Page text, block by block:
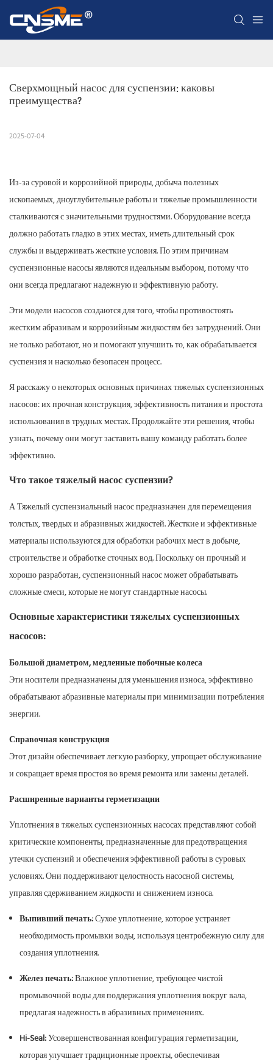
Сверхмощный насос для суспензии: каковы
преимущества?
2025-07-04
Из-за суровой и коррозийной природы, добыча полезных
ископаемых, дноуглубительные работы и тяжелые промышленности
сталкиваются с значительными трудностями. Оборудование всегда
должно работать гладко в этих местах, иметь длительный срок
службы и выдерживать жесткие условия. По этим причинам
суспензионные насосы являются идеальным выбором, потому что
они всегда предлагают надежную и эффективную работу.
Эти модели насосов создаются для того, чтобы противостоять
жестким абразивам и коррозийным жидкостям без затруднений. Они
не только работают, но и помогают улучшить то, как обрабатывается
суспензия и насколько безопасен процесс.
Я расскажу о некоторых основных причинах тяжелых суспензионных
насосов: их прочная конструкция, эффективность питания и простота
использования в трудных местах. Продолжайте эти решения, чтобы
узнать, почему они могут заставить вашу команду работать более
эффективно.
Что такое тяжелый насос суспензии?
АТяжелый суспензиальный насоспредназначен для перемещения
толстых, твердых и абразивных жидкостей. Жесткие и эффективные
материалы используются для обработки рабочих мест в добыче,
строительстве и обработке сточных вод. Поскольку он прочный и
хорошо разработан, суспензионный насос может обрабатывать
сложные смеси, которые не могут стандартные насосы.
Основные характеристики тяжелых суспензионных
насосов:
Большой диаметром, медленные побочные колеса
Эти носители предназначены для уменьшения износа, эффективно
обрабатывают абразивные материалы при минимизации потребления
энергии.
Справочная конструкция
Этот дизайн обеспечивает легкую разборку, упрощает обслуживание
и сокращает время простоя во время ремонта или замены деталей.
Расширенные варианты герметизации
Уплотнения в тяжелых суспензионных насосах представляют собой
критические компоненты, предназначенные для предотвращения
утечки суспензий и обеспечения эффективной работы в суровых
условиях. Они поддерживают целостность насосной системы,
управляя сдерживанием жидкости и снижением износа.
Выпивший печать:Сухое уплотнение, которое устраняет
необходимость промывки воды, используя центробежную силу для
создания уплотнения.
Желез печать:Влажное уплотнение, требующее чистой
промывочной воды для поддержания уплотнения вокруг вала,
предлагая надежность в абразивных применениях.
Hi-Seal:Усовершенствованная конфигурация герметизации,
которая улучшает традиционные проекты, обеспечивая